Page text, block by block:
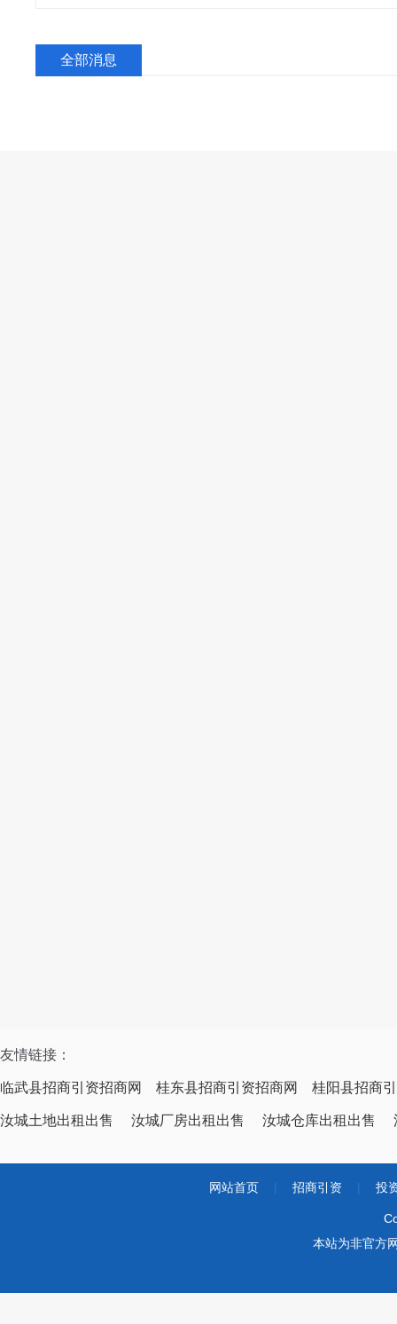
全部消息
友情链接：
临武县招商引资招商网 桂东县招商引资招商网 桂阳县招商
汝城土地出租出售 汝城厂房出租出售 汝城仓库出租出售
网站首页 招商引资 投
本站为非官方